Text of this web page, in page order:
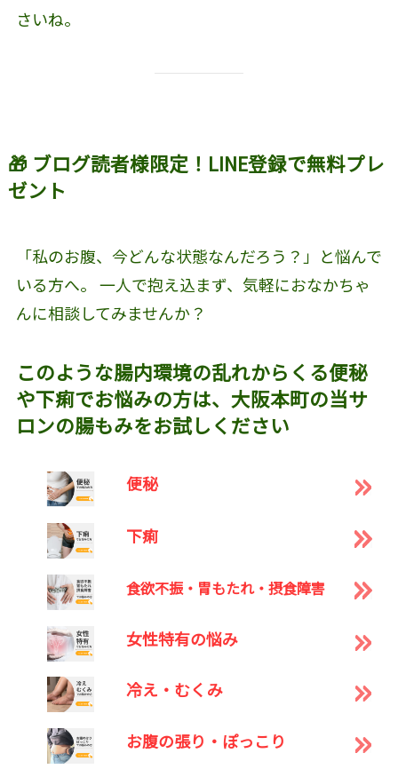
さいね。
🎁 ブログ読者様限定！LINE登録で無料プレ
ゼント
「私のお腹、今どんな状態なんだろう？」と悩んで
いる方へ。 一人で抱え込まず、気軽におなかちゃ
んに相談してみませんか？
このような腸内環境の乱れからくる便秘
や下痢でお悩みの方は、大阪本町の当サ
ロンの腸もみをお試しください
便秘
下痢
食欲不振・胃もたれ・摂食障害
女性特有の悩み
冷え・むくみ
お腹の張り・ぽっこり